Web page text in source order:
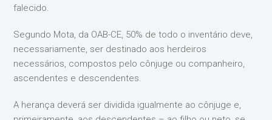
falecido.
Segundo Mota, da OAB-CE, 50% de todo o inventário deve,
necessariamente, ser destinado aos herdeiros
necessários, compostos pelo cônjuge ou companheiro,
ascendentes e descendentes.
A herança deverá ser dividida igualmente ao cônjuge e,